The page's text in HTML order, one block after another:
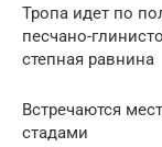
Тропа идет по
песчано-
степная равнина
Встречаются
стадами